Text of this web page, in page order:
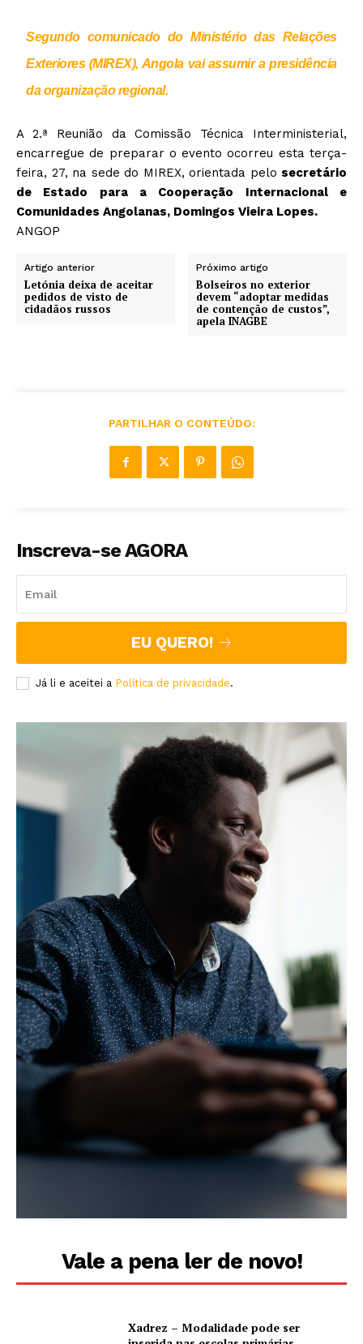
Segundo comunicado do Ministério das Relações
Exteriores (MIREX), Angola vai assumir a presidência
da organização regional.
A 2.ª Reunião da Comissão Técnica Interministerial,
encarregue de preparar o evento ocorreu esta terça-
feira, 27, na sede do MIREX, orientada pelo secretário
de Estado para a Cooperação Internacional e
Comunidades Angolanas, Domingos Vieira Lopes.
ANGOP
Artigo anterior
Letónia deixa de aceitar
pedidos de visto de
cidadãos russos
Próximo artigo
Bolseiros no exterior
devem “adoptar medidas
de contenção de custos”,
apela INAGBE
PARTILHAR O CONTEÚDO:
Inscreva-se AGORA
EU QUERO!
Já li e aceitei a Política de privacidade.
Vale a pena ler de novo!
Xadrez – Modalidade pode ser